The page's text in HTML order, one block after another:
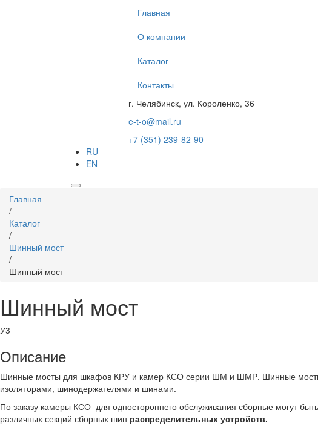
Главная
О компании
Каталог
Контакты
г. Челябинск, ул. Короленко, 36
e-t-o@mail.ru
+7 (351) 239-82-90
RU
EN
Вы
здесь
Главная
/
Каталог
/
Шинный мост
/
Шинный мост
Шинный мост
У3
Описание
Шинные мосты для шкафов КРУ и камер КСО серии ШМ и ШМР. Шинные мосты
изоляторами, шинодержателями и шинами.
По заказу камеры КСО для одностороннего обслуживания сборные могут
различных секций сборных шин распределительных устройств.